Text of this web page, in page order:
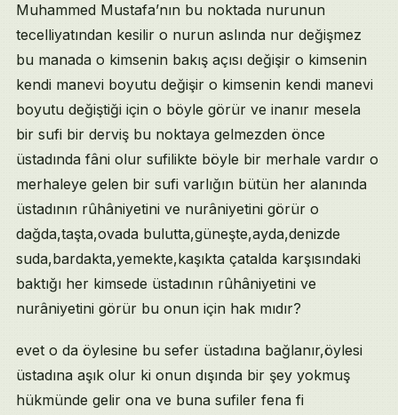
Muhammed Mustafa’nın bu noktada nurunun
tecelliyatından kesilir o nurun aslında nur değişmez
bu manada o kimsenin bakış açısı değişir o kimsenin
kendi manevi boyutu değişir o kimsenin kendi manevi
boyutu değiştiği için o böyle görür ve inanır mesela
bir sufi bir derviş bu noktaya gelmezden önce
üstadında fâni olur sufilikte böyle bir merhale vardır o
merhaleye gelen bir sufi varlığın bütün her alanında
üstadının rûhâniyetini ve nurâniyetini görür o
dağda,taşta,ovada bulutta,güneşte,ayda,denizde
suda,bardakta,yemekte,kaşıkta çatalda karşısındaki
baktığı her kimsede üstadının rûhâniyetini ve
nurâniyetini görür bu onun için hak mıdır?
evet o da öylesine bu sefer üstadına bağlanır,öylesi
üstadına aşık olur ki onun dışında bir şey yokmuş
hükmünde gelir ona ve buna sufiler fena fi